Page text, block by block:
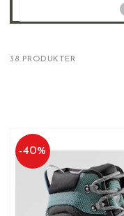
38 PRODUKTER
-40%